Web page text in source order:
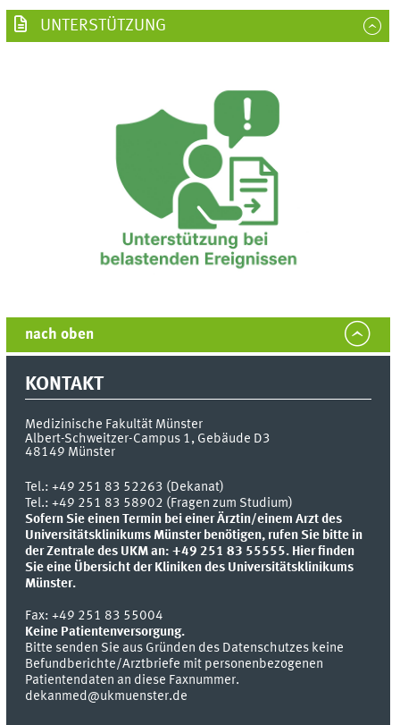
UNTERSTÜTZUNG
nach oben
KONTAKT
Medizinische Fakultät Münster
Albert-Schweitzer-Campus 1, Gebäude D3
48149 Münster
Tel.:+49 251 83 52263 (Dekanat)
Tel.: +49 251 83 58902 (Fragen zum Studium)
Sofern Sie einen Termin bei einer Ärztin/einem Arzt des
Universitätsklinikums Münster benötigen, rufen Sie bitte in
der Zentrale des UKM an: +49 251 83 55555. Hier finden
Sie eine Übersicht der Kliniken des Universitätsklinikums
Münster.
Fax:+49 251 83 55004
Keine Patientenversorgung.
Bitte senden Sie aus Gründen des Datenschutzes keine
Befundberichte/Arztbriefe mit personenbezogenen
Patientendaten an diese Faxnummer.
dekanmed@ukmuenster.de